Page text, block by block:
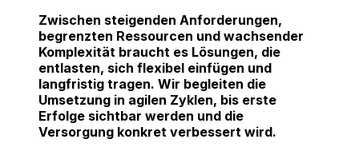
Zwischen steigenden Anforderungen,
begrenzten Ressourcen und wachsender
Komplexität braucht es Lösungen, die
entlasten, sich flexibel einfügen und
langfristig tragen. Wir begleiten die
Umsetzung in agilen Zyklen, bis erste
Erfolge sichtbar werden und die
Versorgung konkret verbessert wird.